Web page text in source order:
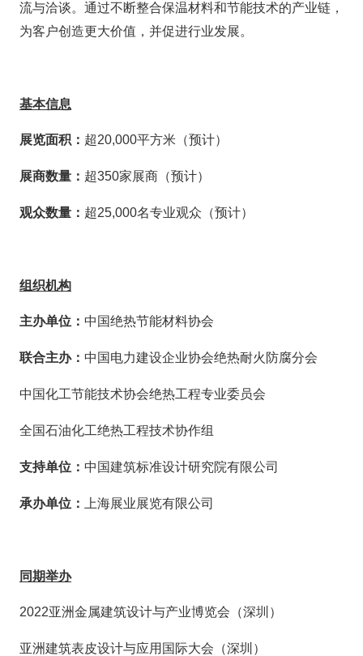
流与洽谈。通过不断整合保温材料和节能技术的产业链，
为客户创造更大价值，并促进行业发展。
基本信息
展览面积： 超20,000平方米（预计）
展商数量 ： 超350家展商（预计）
观众数量 ： 超25,000名专业观众（预计）
组织机构
主办单位： 中国绝热节能材料协会
联合主办： 中国电力建设企业协会绝热耐火防腐分会
中国化工节能技术协会绝热工程专业委员会
全国石油化工绝热工程技术协作组
支持单位： 中国建筑标准设计研究院有限公司
承办单位： 上海展业展览有限公司
同期举办
2022亚洲金属建筑设计与产业博览会（深圳）
亚洲建筑表皮设计与应用国际大会（深圳）